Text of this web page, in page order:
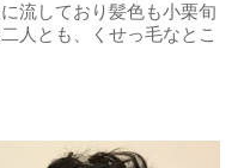
流しており髪色も小栗旬
人とも、くせっ毛なとこ